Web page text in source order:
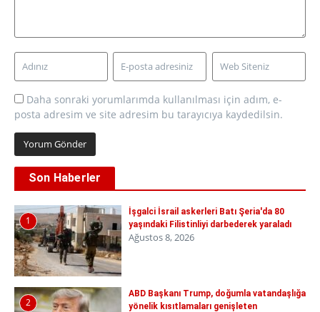
Daha sonraki yorumlarımda kullanılması için adım, e-
posta adresim ve site adresim bu tarayıcıya kaydedilsin.
Son Haberler
1
İşgalci İsrail askerleri Batı Şeria'da 80
yaşındaki Filistinliyi darbederek yaraladı
Ağustos 8, 2026
2
ABD Başkanı Trump, doğumla vatandaşlığa
yönelik kısıtlamaları genişleten